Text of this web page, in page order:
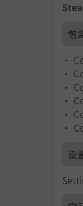
包
•
•
•
•
•
•
设